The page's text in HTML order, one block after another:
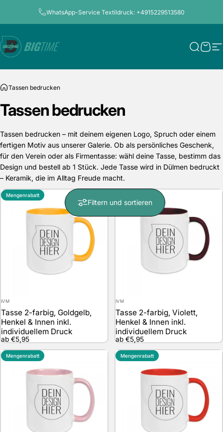
WhatsApp-Service Textildruck: +4915229513580
Bigtime.de Suche
Tassen bedrucken
Tassenbedrucken
Tassen bedrucken – mit deinem eigenen Logo, Spruch oder einem
fertigen Motiv aus unserer Galerie. Ob als persönliches Geschenk,
für den Verein oder als Firmentasse: wähl deine Tasse, bestimm das
Design und bestell ab 1 Stück. Jede Tasse wird in Dülmen bedruckt
– Keramik, die im Alltag Freude macht.
Filtern und sortieren
Mengenrabatt
Anbieter:
IVM
Tasse 2-farbig, Goldgelb,
Henkel & Innen inkl.
individuellem Druck
ab €5,95
Anbieter:
IVM
Tasse 2-farbig, Violett,
Henkel & Innen inkl.
individuellem Druck
ab €5,95
Mengenrabatt Mengenrabatt